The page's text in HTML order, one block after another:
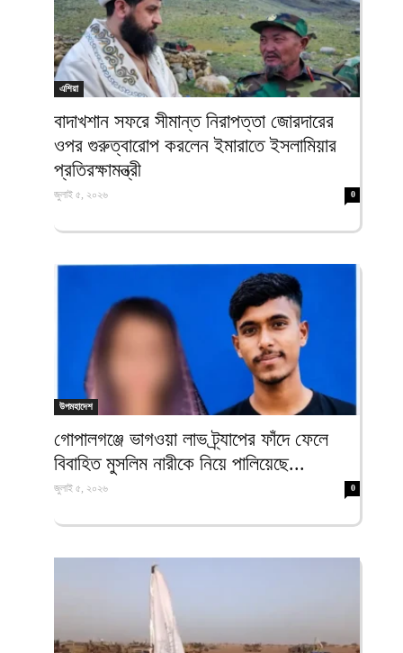
আল-
ফিরদাউস
এশিয়া
বাদাখশান সফরে সীমান্ত নিরাপত্তা জোরদারের
ওপর গুরুত্বারোপ করলেন ইমারাতে ইসলামিয়ার
প্রতিরক্ষামন্ত্রী
জুলাই ৫, ২০২৬ 0
উপমহাদেশ
গোপালগঞ্জে ভাগওয়া লাভ ট্র্যাপের ফাঁদে ফেলে
বিবাহিত মুসলিম নারীকে নিয়ে পালিয়েছে...
জুলাই ৫, ২০২৬ 0